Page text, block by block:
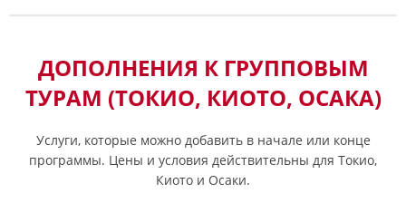
ДОПОЛНЕНИЯ К ГРУППОВЫМ
ТУРАМ (ТОКИО, КИОТО, ОСАКА)
Услуги, которые можно добавить в начале или конце
программы. Цены и условия действительны для Токио,
Киото и Осаки.